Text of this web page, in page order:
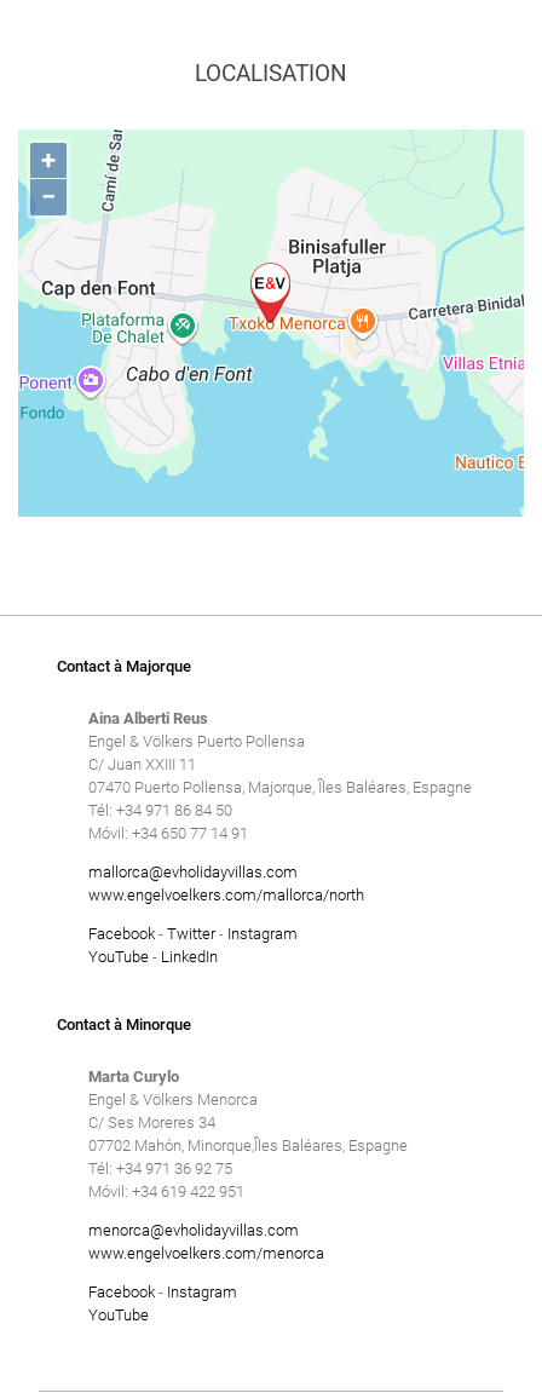
LOCALISATION
+
−
Contact à Majorque
Aina Alberti Reus
Engel & Völkers Puerto Pollensa
C/ Juan XXIII 11
07470 Puerto Pollensa, Majorque, Îles Baléares, Espagne
Tél: +34 971 86 84 50
Móvil: +34 650 77 14 91
mallorca@evholidayvillas.com
www.engelvoelkers.com/mallorca/north
Facebook- Twitter- Instagram
YouTube- LinkedIn
Contact à Minorque
Marta Curylo
Engel & Völkers Menorca
C/ Ses Moreres 34
07702 Mahón, Minorque,Îles Baléares, Espagne
Tél: +34 971 36 92 75
Móvil: +34 619 422 951
menorca@evholidayvillas.com
www.engelvoelkers.com/menorca
Facebook- Instagram
YouTube